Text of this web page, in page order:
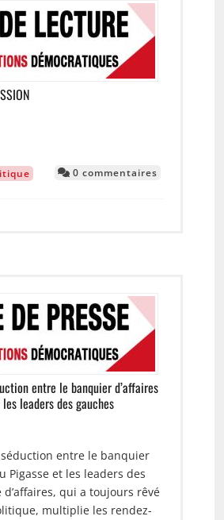
0 commentaires
entre le banquier d’affaires
leaders des gauches
séduction entre le banquier
Pigasse et les leaders des
d’affaires, qui a toujours rêvé
multiplie les rendez-